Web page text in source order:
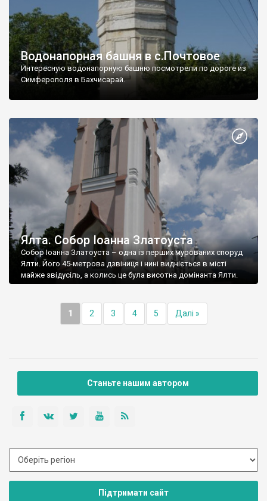
Водонапорная башня в с.Почтовое
Интересную водонапорную башню посмотрели по дороге из
Симферополя в Бахчисарай.
Ялта. Собор Іоанна Златоуста
Собор Іоанна Златоуста – одна із перших мурованих споруд
Ялти. Його 45-метрова дзвіниця і нині видніється в місті
майже звідусіль, а колись це була висотна домінанта Ялти.
1 2 3 4 5 Далі »
Станьте нашим автором
Підтримати сайт